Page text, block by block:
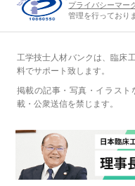
プライバシーマー
管理を行っており
工学技士人材バンクは、臨床
料でサポート致します。
掲載の記事・写真・イラス
載・公衆送信を禁じます。